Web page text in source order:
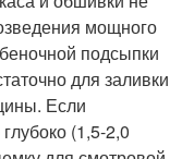
мощного
подсыпки
для заливки
Если
(1,5-2,0